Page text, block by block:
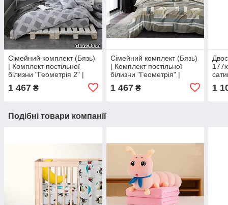
Сімейний комплект (Бязь)
| Комплект постільної
білизни "Геометрія 2" |
Простирадло 240х220 см
1 467 ₴
Сімейний комплект (Бязь)
| Комплект постільної
білизни "Геометрія" |
Простирадло 240х220 см
1 467₴ 1
Подібні товари компанії